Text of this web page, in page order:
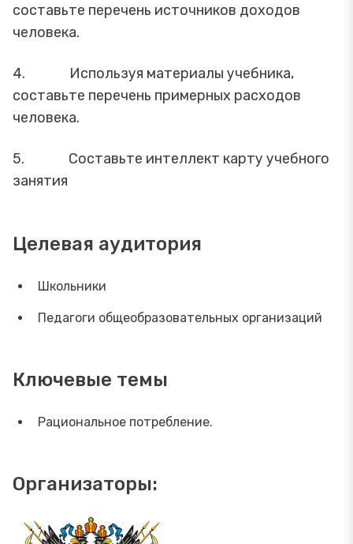
составьте перечень источников доходов
человека.
4. Используя материалы учебника,
составьте перечень примерных расходов
человека.
5. Составьте интеллект карту учебного
занятия
Целевая аудитория
Школьники
Педагоги общеобразовательных организаций
Ключевые темы
Рациональное потребление.
Организаторы: